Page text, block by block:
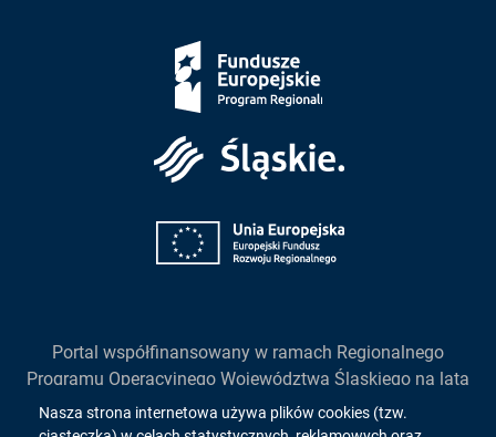
Fundusze
Europejskie
Europejska
Portal współfinansowany w ramach Regionalnego
Programu Operacyjnego Województwa Śląskiego na lata
2014-2020
działanie 2.1. "Wsparcie rozwoju cyfrowych usług
Informacja
Nasza strona internetowa używa plików cookies (tzw.